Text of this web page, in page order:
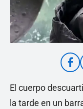
El cuerpo
la tarde en un